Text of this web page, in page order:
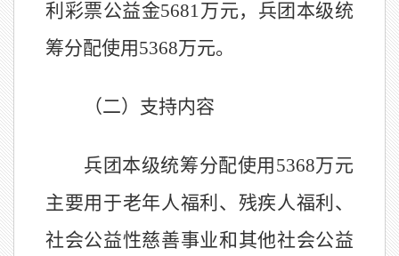
利彩票公益金5681万元，兵团本级统
筹分配使用 5368万元。
（二）支持内容
兵团本级统筹分配使用 5368万元
主要用于老年人福利、残疾人福利、
社会公益性慈善事业和其他社会公益